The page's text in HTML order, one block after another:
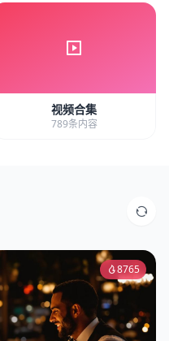
视频合集
789条内容
8765